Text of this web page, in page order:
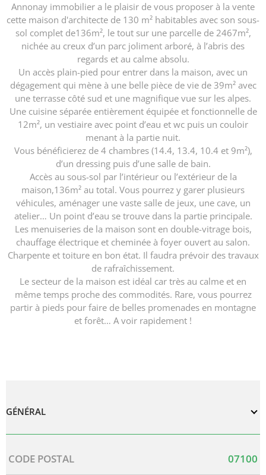
Annonay immobilier a le plaisir de vous proposer à la vente
cette maison d'architecte de 130 m² habitables avec son sous-
sol complet de136m², le tout sur une parcelle de 2467m²,
nichée au creux d’un parc joliment arboré, à l’abris des
regards et au calme absolu.
Un accès plain-pied pour entrer dans la maison, avec un
dégagement qui mène à une belle pièce de vie de 39m² avec
une terrasse côté sud et une magnifique vue sur les alpes.
Une cuisine séparée entièrement équipée et fonctionnelle de
12m², un vestiaire avec point d’eau et wc puis un couloir
menant à la partie nuit.
Vous bénéficierez de 4 chambres (14.4, 13.4, 10.4 et 9m²),
d’un dressing puis d’une salle de bain.
Accès au sous-sol par l’intérieur ou l’extérieur de la
maison,136m² au total. Vous pourrez y garer plusieurs
véhicules, aménager une vaste salle de jeux, une cave, un
atelier… Un point d’eau se trouve dans la partie principale.
Les menuiseries de la maison sont en double-vitrage bois,
chauffage électrique et cheminée à foyer ouvert au salon.
Charpente et toiture en bon état. Il faudra prévoir des travaux
de rafraîchissement.
Le secteur de la maison est idéal car très au calme et en
même temps proche des commodités. Rare, vous pourrez
partir à pieds pour faire de belles promenades en montagne
et forêt… A voir rapidement !
GÉNÉRAL
Caractérisque Valeurs
CODE POSTAL 07100